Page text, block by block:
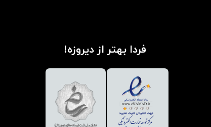
فردا بهتر از دیروزه!